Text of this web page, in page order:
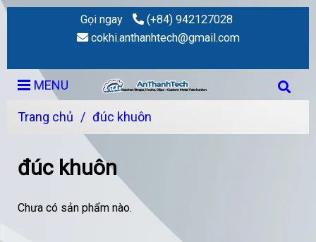
Gọi ngay
(+84) 942127028
cokhi.anthanhtech@gmail.com
MENU
Trang chủ / đúc khuôn
đúc khuôn
Chưa có sản phẩm nào.